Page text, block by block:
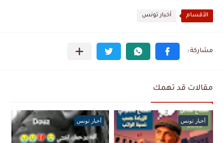
الأقسام أخبار تونس
مقالات قد تهمك
أخبار تونس أخبار تونس